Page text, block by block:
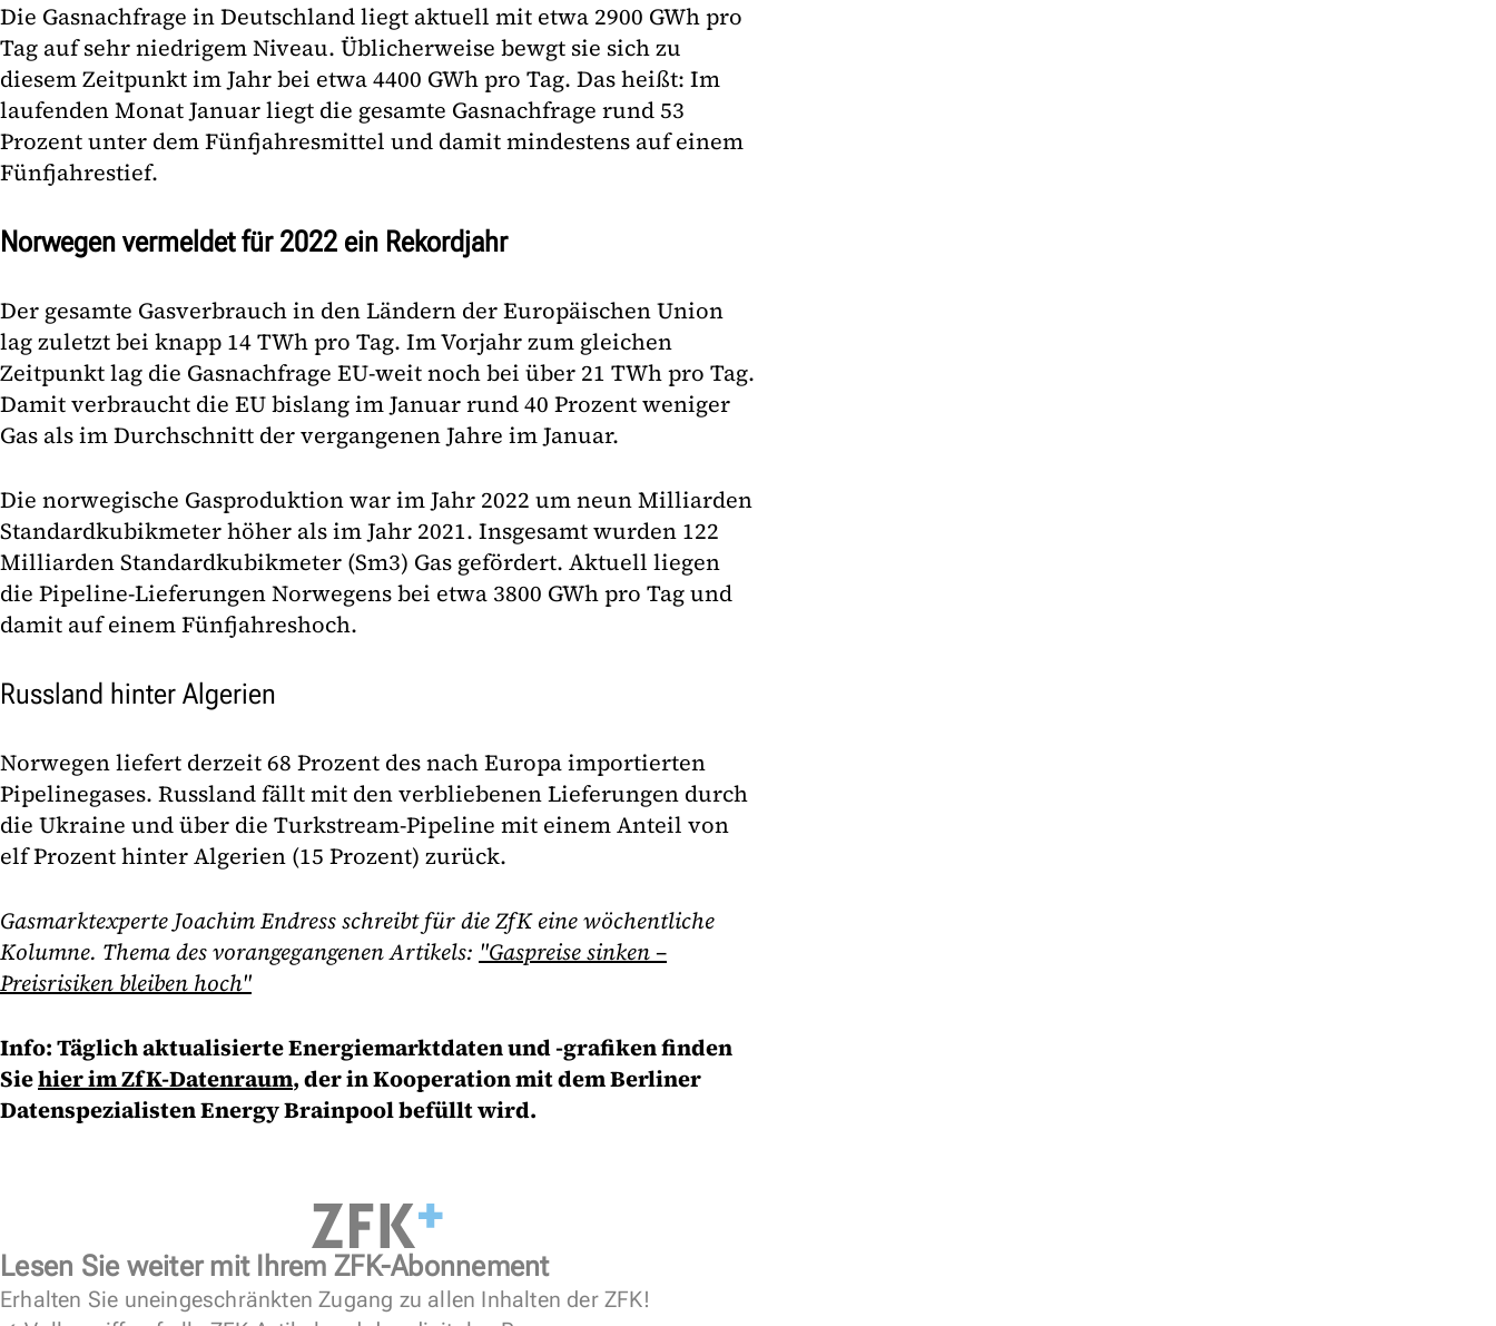
Die Gasnachfrage in Deutschland liegt aktuell mit etwa 2900 GWh pro
Tag auf sehr niedrigem Niveau. Üblicherweise bewgt sie sich zu
diesem Zeitpunkt im Jahr bei etwa 4400 GWh pro Tag. Das heißt: Im
laufenden Monat Januar liegt die gesamte Gasnachfrage rund 53
Prozent unter dem Fünfjahresmittel und damit mindestens auf einem
Fünfjahrestief.
Norwegen vermeldet für 2022 ein Rekordjahr
Der gesamte Gasverbrauch in den Ländern der Europäischen Union
lag zuletzt bei knapp 14 TWh pro Tag. Im Vorjahr zum gleichen
Zeitpunkt lag die Gasnachfrage EU-weit noch bei über 21 TWh pro Tag.
Damit verbraucht die EU bislang im Januar rund 40 Prozent weniger
Gas als im Durchschnitt der vergangenen Jahre im Januar.
Die norwegische Gasproduktion war im Jahr 2022 um neun Milliarden
Standardkubikmeter höher als im Jahr 2021. Insgesamt wurden 122
Milliarden Standardkubikmeter (Sm3) Gas gefördert. Aktuell liegen
die Pipeline-Lieferungen Norwegens bei etwa 3800 GWh pro Tag und
damit auf einem Fünfjahreshoch.
Russland hinter Algerien
Norwegen liefert derzeit 68 Prozent des nach Europa importierten
Pipelinegases. Russland fällt mit den verbliebenen Lieferungen durch
die Ukraine und über die Turkstream-Pipeline mit einem Anteil von
elf Prozent hinter Algerien (15 Prozent) zurück.
Gasmarktexperte Joachim Endress schreibt für die ZfK eine wöchentliche
Kolumne. Thema des vorangegangenen Artikels: "Gaspreise sinken –
Preisrisiken bleiben hoch"
Info: Täglich aktualisierte Energiemarktdaten und -grafiken finden
Siehier im ZfK-Datenraum, der in Kooperation mit dem Berliner
Datenspezialisten Energy Brainpool befüllt wird.
Lesen Sie weiter mit Ihrem ZFK-Abonnement
Erhalten Sie uneingeschränkten Zugang zu allen Inhalten der ZFK!